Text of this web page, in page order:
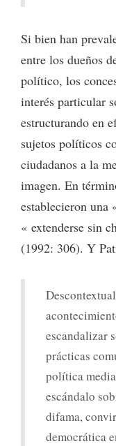
Si bien han
entre los dueños
político, los
interés particular
estructurando en
sujetos políticos
ciudadanos a la
imagen. En
establecieron
« extenderse sin
(1992: 306). Y
escandalizar
prácticas
política
escándalo
difama,
democrática